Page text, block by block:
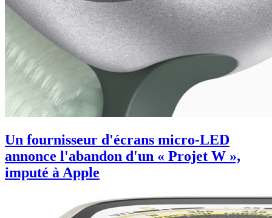
Un fournisseur d'écrans micro-LED
annonce l'abandon d'un « Projet W »,
imputé à Apple